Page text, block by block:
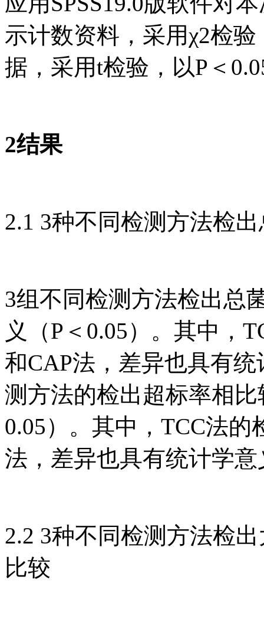
示计数资料，采用χ2检
据，采用t检验，以P＜
2结果
2.1 3种不同检测方法检
3组不同检测方法检出总
义（P＜0.05）。其中，
和CAP法，差异也具有
测方法的检出超标率相
0.05）。其中，TCC法的
法，差异也具有统计学
2.2 3种不同检测方法检
比较